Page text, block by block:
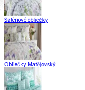
Saténové obliečky
Obliečky Matějovský